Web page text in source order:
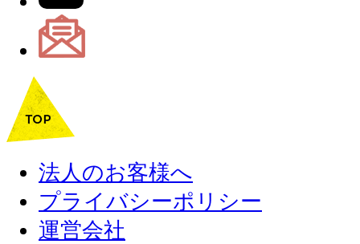
法人のお客様へ
プライバシーポリシー
運営会社